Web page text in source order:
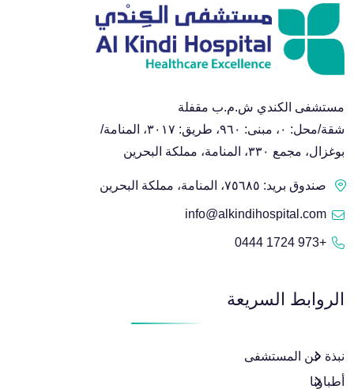
مستشفى الكندي ش.م.ب مقفلة
شقة/محل: ٠، مبنى: ٩٦٠، طريق: ٣٠١٧، المنامة/
بوغزال، مجمع ٣٣٠، المنامة، مملكة البحرين
صندوق بريد: ٧٥٦٨٥، المنامة، مملكة البحرين
info@alkindihospital.com
+973 1724 0444
الروابط السريعة
نبذة عن المستشفى
أطباؤنا